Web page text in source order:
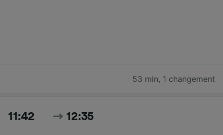
53 min, 1 changement
11:42 12:35